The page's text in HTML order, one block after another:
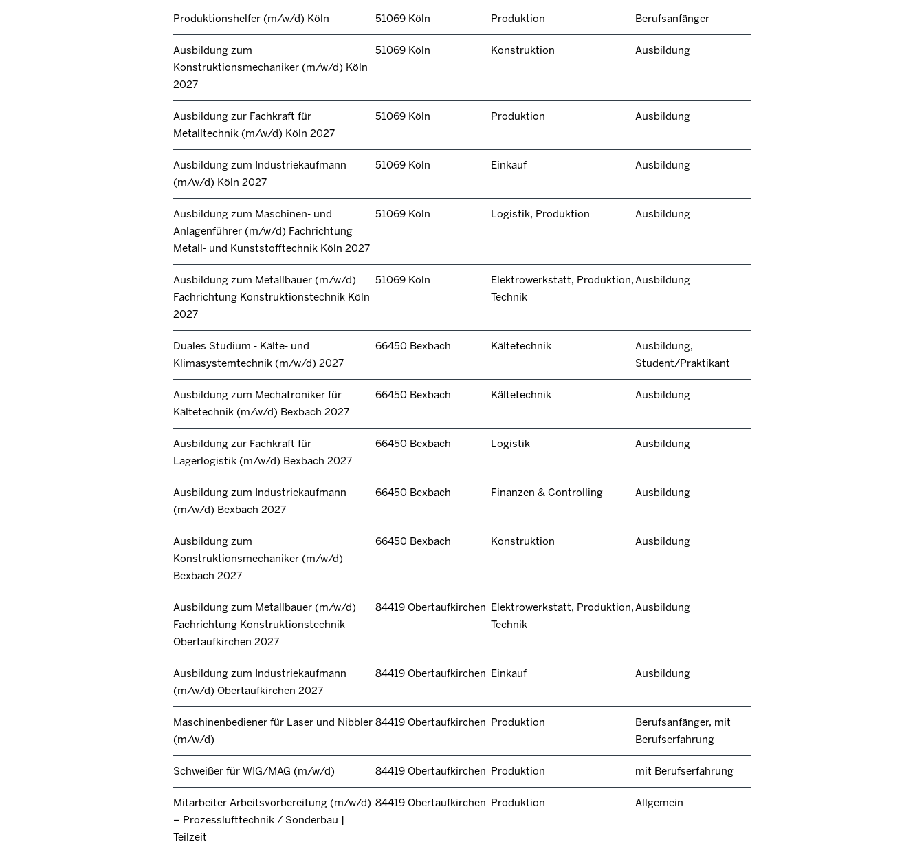
Produktionshelfer (m/w/d) Köln 51069 Köln Produktion Berufsanfänger
Ausbildung zum
Konstruktionsmechaniker (m/w/d) Köln
2027
51069 Köln Konstruktion Ausbildung
Ausbildung zur Fachkraft für
Metalltechnik (m/w/d) Köln 2027
51069 Köln Produktion Ausbildung
Ausbildung zum Industriekaufmann
(m/w/d) Köln 2027
51069 Köln Einkauf Ausbildung
Ausbildung zum Maschinen- und
Anlagenführer (m/w/d) Fachrichtung
Metall- und Kunststofftechnik Köln 2027
51069 Köln Logistik, Produktion Ausbildung
Ausbildung zum Metallbauer (m/w/d)
Fachrichtung Konstruktionstechnik Köln
2027
51069 Köln
Elektrowerkstatt, Produktion,
Technik
Ausbildung
Duales Studium - Kälte- und
Klimasystemtechnik (m/w/d) 2027
66450 Bexbach Kältetechnik
Ausbildung,
Student/Praktikant
Ausbildung zum Mechatroniker für
Kältetechnik (m/w/d) Bexbach 2027
66450 Bexbach Kältetechnik Ausbildung
Ausbildung zur Fachkraft für
Lagerlogistik (m/w/d) Bexbach 2027
66450 Bexbach Logistik Ausbildung
Ausbildung zum Industriekaufmann
(m/w/d) Bexbach 2027
66450 Bexbach Finanzen & Controlling Ausbildung
Ausbildung zum
Konstruktionsmechaniker (m/w/d)
Bexbach 2027
66450 Bexbach Konstruktion Ausbildung
Ausbildung zum Metallbauer (m/w/d)
Fachrichtung Konstruktionstechnik
Obertaufkirchen 2027
84419 Obertaufkirchen Elektrowerkstatt, Produktion,
Technik
Ausbildung
Ausbildung zum Industriekaufmann
(m/w/d) Obertaufkirchen 2027
84419 Obertaufkirchen Einkauf Ausbildung
Maschinenbediener für Laser und Nibbler
(m/w/d)
84419 Obertaufkirchen Produktion
Berufsanfänger, mit
Berufserfahrung
Schweißer für WIG/MAG (m/w/d) 84419 Obertaufkirchen Produktion mit Berufserfahrung
Mitarbeiter Arbeitsvorbereitung (m/w/d)
– Prozesslufttechnik / Sonderbau |
Teilzeit
84419 Obertaufkirchen Produktion Allgemein